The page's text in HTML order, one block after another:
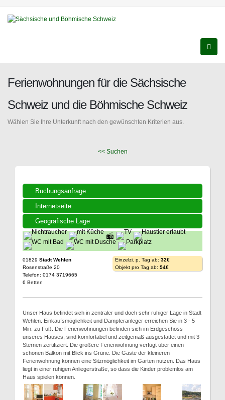
Ferienwohnungen für die Sächsische
Schweiz und die Böhmische Schweiz
Wählen Sie Ihre Unterkunft nach den gewünschten Kriterien aus.
<< Suchen
Buchungsanfrage
Internetseite
Geografische Lage
01829 Stadt Wehlen
Rosenstraße 20
Telefon: 0174 3719665
6 Betten
Einzelzi. p. Tag ab: 32€
Objekt pro Tag ab: 54€
Unser Haus befindet sich in zentraler und doch sehr ruhiger Lage in Stadt
Wehlen. Einkaufsmöglichkeit und Dampferanleger erreichen Sie in 3 - 5
Min. zu Fuß. Die Ferienwohnungen befinden sich im Erdgeschoss
unseres Hauses, sind komfortabel und zeitgemäß ausgestattet und mit 3
Sternen zertifiziert. Die größere Ferienwohnung verfügt über einen
schönen Balkon mit Blick ins Grüne. Die Gäste der kleineren
Ferienwohnung können eine Sitzmöglichkeit im Garten nutzen. Das Haus
liegt in einer ruhigen Anliegerstraße, so dass die Kinder problemlos am
Haus spielen können.